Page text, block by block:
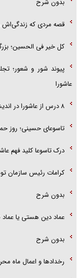
بدون شرح
قصه مردی که زندگی‌اش
کل خیر فی الحسین؛
پیوند شور و شعور؛
عاشورا
۸ درس از عاشورا در اندیشه رهبر شهید انقلاب اسلامی
تاسوعای حسینی؛ روز
درک تاسوعا کلید فهم
کرامات رئیس سازمان
بدون شرح
عماد دین هستی یا
بدون شرح
رخداد‌ها و اعمال ماه